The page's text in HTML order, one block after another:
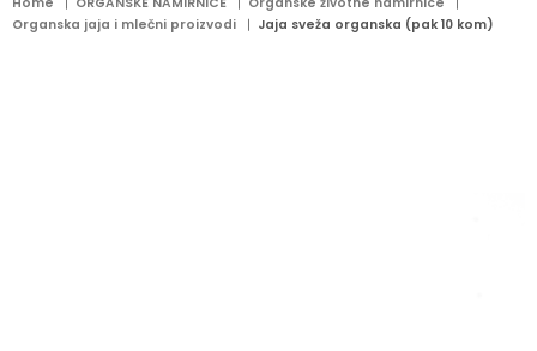
Organska jaja i mlečni proizvodi
Jaja sveža organska (pak 10 kom)